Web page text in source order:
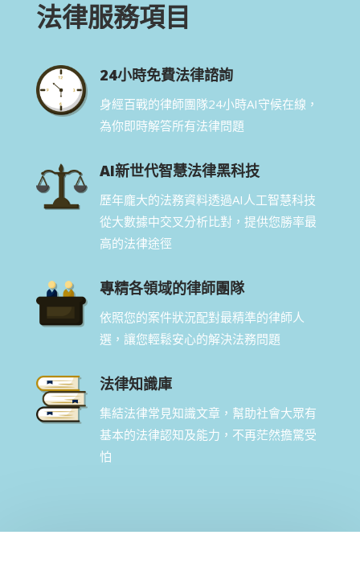
法律服務項目
24小時免費法律諮詢
身經百戰的律師團隊24小時AI守候在線，
為你即時解答所有法律問題
AI新世代智慧法律黑科技
歷年龐大的法務資料透過AI人工智慧科技
從大數據中交叉分析比對，提供您勝率最
高的法律途徑
專精各領域的律師團隊
依照您的案件狀況配對最精準的律師人
選，讓您輕鬆安心的解決法務問題
法律知識庫
集結法律常見知識文章，幫助社會大眾有
基本的法律認知及能力，不再茫然擔驚受
怕